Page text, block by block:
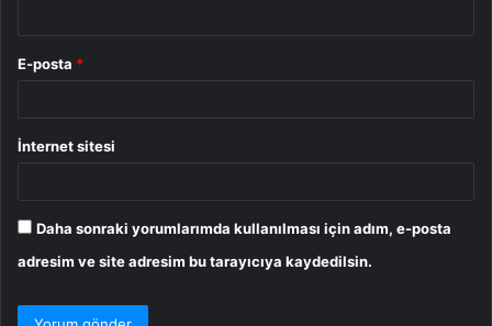
E-posta *
İnternet sitesi
Daha sonraki yorumlarımda kullanılması için adım, e-posta
adresim ve site adresim bu tarayıcıya kaydedilsin.